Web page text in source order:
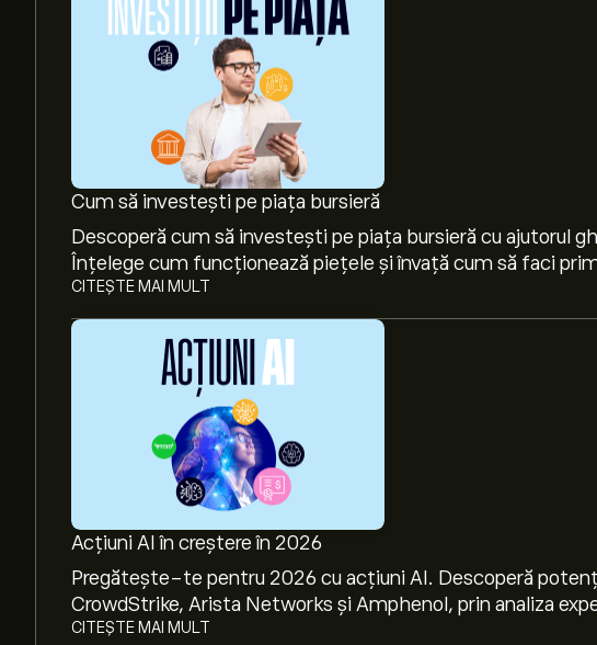
Cum să investești pe piața bursieră
Descoperă cum să investești pe piața bursieră cu ajutorul
Înțelege cum funcționează piețele și învață cum să faci
CITEȘTE MAI MULT
Acțiuni AI în creștere în 2026
Pregătește-te pentru 2026 cu acțiuni AI. Descoperă
CrowdStrike, Arista Networks și Amphenol, prin analiza
CITEȘTE MAI MULT